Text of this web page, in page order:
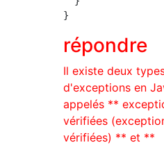
répondre
Il existe deux
d'exceptions en
appelés **
vérifiées
vérifiées) ** et **